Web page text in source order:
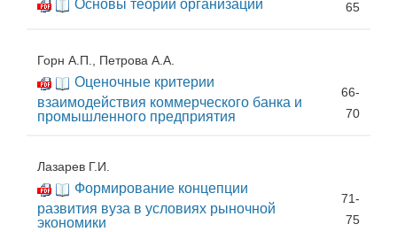
Основы теории организации
65
Горн А.П., Петрова А.А.
Оценочные критерии
взаимодействия коммерческого банка и
промышленного предприятия
66-
70
Лазарев Г.И.
Формирование концепции
развития вуза в условиях рыночной
экономики
71-
75